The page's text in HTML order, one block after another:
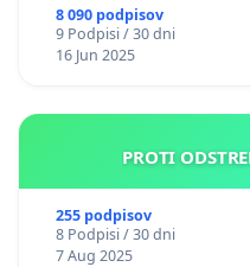
8 090 podpisov
9 Podpisi / 30 dni
16 Jun 2025
PROTI
255 podpisov
8 Podpisi / 30 dni
7 Aug 2025